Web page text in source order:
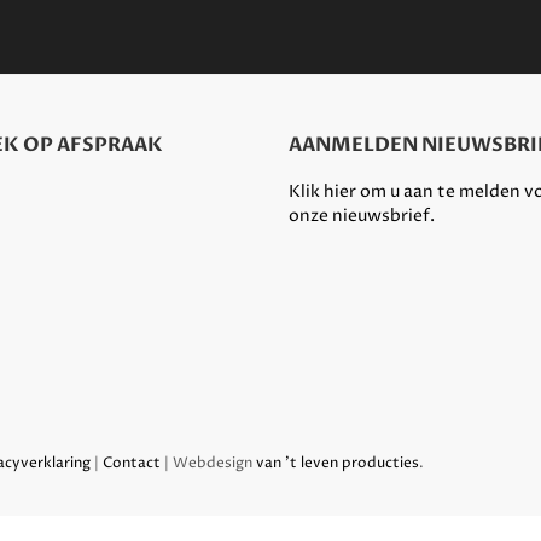
OP AFSPRAAK AANMELDEN
Klik hier om u aan te melden
onze nieuwsbrief.
| Contact | Webdesignvan 't leven producties.